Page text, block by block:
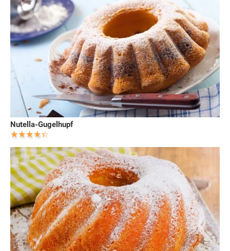
Nutella-Gugelhupf